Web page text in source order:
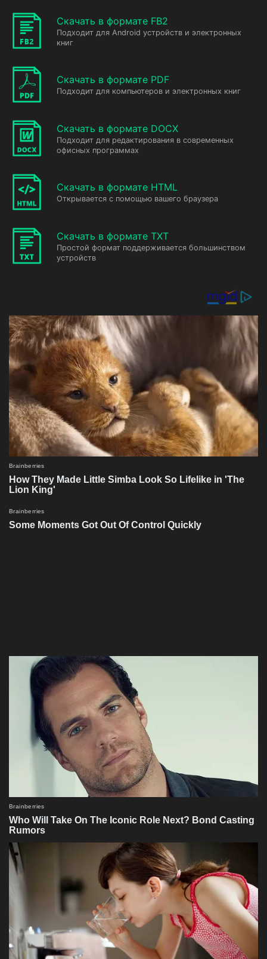
Скачать в формате FB2
Подходит для Android устройств и электронных
книг
Скачать в формате PDF
Подходит для компьютеров и электронных книг
Скачать в формате DOCX
Подходит для редактирования в современных
офисных программах
Скачать в формате HTML
Открывается с помощью вашего браузера
Скачать в формате TXT
Простой формат поддерживается большинством
устройств